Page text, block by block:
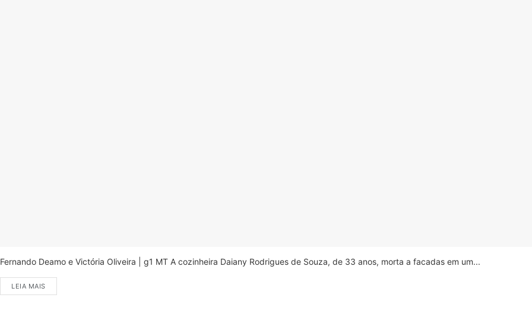
Fernando Deamo e Victória Oliveira | g1 MT A cozinheira Daiany Rodrigues de Souza, de 33 anos, morta a facadas em um...
LEIA MAIS